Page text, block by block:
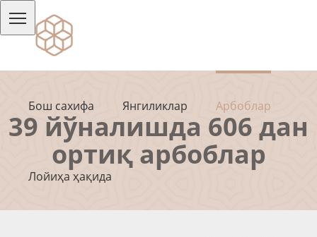
Бош сахифа Янгиликлар Арбоблар
Лойиҳа ҳақида
39 йўналишда 606 дан
ортиқ арбоблар